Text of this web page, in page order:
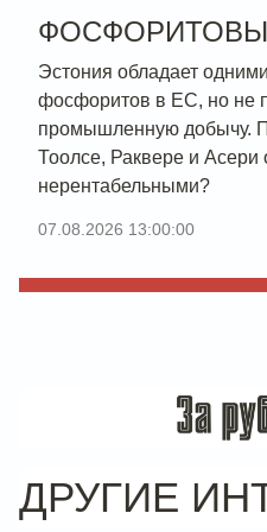
Эстония обладает
фосфоритов в ЕС, но не
промышленную добычу.
Тоолсе, Раквере и Асери
нерентабельными?
07.08.2026 13:00:00
ДРУГИЕ